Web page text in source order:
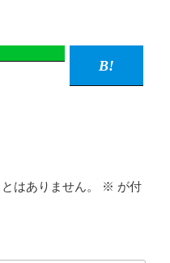
はありません。 ※ が付